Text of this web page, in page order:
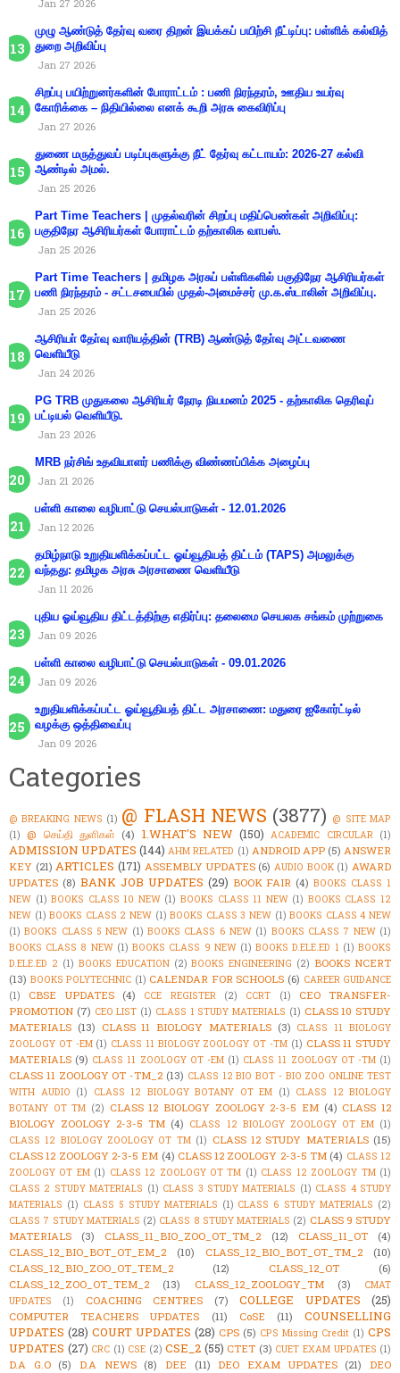
Jan 27 2026
முழு ஆண்டுத் தேர்வு வரை திறன் இயக்கப் பயிற்சி நீட்டிப்பு: பள்ளிக் கல்வித்
துறை அறிவிப்பு
Jan 27 2026
சிறப்பு பயிற்றுனர்களின் போராட்டம் : பணி நிரந்தரம், ஊதிய உயர்வு
கோரிக்கை – நிதியில்லை எனக் கூறி அரசு கைவிரிப்பு
Jan 27 2026
துணை மருத்துவப் படிப்புகளுக்கு நீட் தேர்வு கட்டாயம்: 2026-27 கல்வி
ஆண்டில் அமல்.
Jan 25 2026
Part Time Teachers | முதல்வரின் சிறப்பு மதிப்பெண்கள் அறிவிப்பு:
பகுதிநேர ஆசிரியர்கள் போராட்டம் தற்காலிக வாபஸ்.
Jan 25 2026
Part Time Teachers | தமிழக அரசுப் பள்ளிகளில் பகுதிநேர ஆசிரியர்கள்
பணி நிரந்தரம் - சட்டசபையில் முதல்-அமைச்சர் மு.க.ஸ்டாலின் அறிவிப்பு.
Jan 25 2026
ஆசிரியா் தோ்வு வாரியத்தின் (TRB) ஆண்டுத் தோ்வு அட்டவணை
வெளியீடு
Jan 24 2026
PG TRB முதுகலை ஆசிரியர் நேரடி நியமனம் 2025 - தற்காலிக தெரிவுப்
பட்டியல் வெளியீடு.
Jan 23 2026
MRB நர்சிங் உதவியாளர் பணிக்கு விண்ணப்பிக்க அழைப்பு
Jan 21 2026
பள்ளி காலை வழிபாட்டு செயல்பாடுகள் - 12.01.2026
Jan 12 2026
தமிழ்நாடு உறுதியளிக்கப்பட்ட ஓய்வூதியத் திட்டம் (TAPS) அமலுக்கு
வந்தது: தமிழக அரசு அரசாணை வெளியீடு
Jan 11 2026
புதிய ஓய்வூதிய திட்டத்திற்கு எதிர்ப்பு: தலைமை செயலக சங்கம் முற்றுகை
Jan 09 2026
பள்ளி காலை வழிபாட்டு செயல்பாடுகள் - 09.01.2026
Jan 09 2026
உறுதியளிக்கப்பட்ட ஓய்வூதியத் திட்ட அரசாணை: மதுரை ஐகோர்ட்டில்
வழக்கு ஒத்திவைப்பு
Jan 09 2026
Categories
@ BREAKING NEWS (1) @ FLASH NEWS (3877) @ SITE MAP
(1) @ செய்தி துளிகள் (4) 1.WHAT'S NEW (150) ACADEMIC CIRCULAR (1)
ADMISSION UPDATES (144) AHM RELATED (1) ANDROID APP (5) ANSWER
KEY (21) ARTICLES (171) ASSEMBLY UPDATES (6) AUDIO BOOK (1) AWARD
UPDATES (8) BANK JOB UPDATES (29) BOOK FAIR (4) BOOKS CLASS 1
NEW (1) BOOKS CLASS 10 NEW (1) BOOKS CLASS 11 NEW (1) BOOKS CLASS 12
NEW (1) BOOKS CLASS 2 NEW (1) BOOKS CLASS 3 NEW (1) BOOKS CLASS 4 NEW
(1) BOOKS CLASS 5 NEW (1) BOOKS CLASS 6 NEW (1) BOOKS CLASS 7 NEW (1)
BOOKS CLASS 8 NEW (1) BOOKS CLASS 9 NEW (1) BOOKS D.ELE.ED 1 (1) BOOKS
D.ELE.ED 2 (1) BOOKS EDUCATION (2) BOOKS ENGINEERING (2) BOOKS NCERT
(13) BOOKS POLYTECHNIC (1) CALENDAR FOR SCHOOLS (6) CAREER GUIDANCE
(1)
CBSE UPDATES (4) CCE REGISTER (2) CCRT (1)
CEO TRANSFER-
PROMOTION (7) CEO LIST (1) CLASS 1 STUDY MATERIALS (1) CLASS 10 STUDY
MATERIALS (13) CLASS 11 BIOLOGY MATERIALS (3) CLASS 11 BIOLOGY
ZOOLOGY OT -EM (1) CLASS 11 BIOLOGY ZOOLOGY OT -TM (1) CLASS 11 STUDY
MATERIALS (9) CLASS 11 ZOOLOGY OT -EM (1) CLASS 11 ZOOLOGY OT -TM (1)
CLASS 11 ZOOLOGY OT -TM_2 (13) CLASS 12 BIO BOT - BIO ZOO ONLINE TEST
WITH AUDIO (1) CLASS 12 BIOLOGY BOTANY OT EM (1) CLASS 12 BIOLOGY
BOTANY OT TM (2) CLASS 12 BIOLOGY ZOOLOGY 2-3-5 EM (4) CLASS 12
BIOLOGY ZOOLOGY 2-3-5 TM (4) CLASS 12 BIOLOGY ZOOLOGY OT EM (1)
CLASS 12 BIOLOGY ZOOLOGY OT TM (1) CLASS 12 STUDY MATERIALS (15)
CLASS 12 ZOOLOGY 2-3-5 EM (4) CLASS 12 ZOOLOGY 2-3-5 TM (4) CLASS 12
ZOOLOGY OT EM (1) CLASS 12 ZOOLOGY OT TM (1) CLASS 12 ZOOLOGY TM (1)
CLASS 2 STUDY MATERIALS (1) CLASS 3 STUDY MATERIALS (1) CLASS 4 STUDY
MATERIALS (1) CLASS 5 STUDY MATERIALS (1) CLASS 6 STUDY MATERIALS (2)
CLASS 7 STUDY MATERIALS (2) CLASS 8 STUDY MATERIALS (2) CLASS 9 STUDY
MATERIALS
(3) CLASS_11_BIO_ZOO_OT_TM_2 (12) CLASS_11_OT
(4)
CLASS_12_BIO_BOT_OT_EM_2
(10) CLASS_12_BIO_BOT_OT_TM_2
(10)
CLASS_12_BIO_ZOO_OT_TEM_2
(12) CLASS_12_OT
(6)
CLASS_12_ZOO_OT_TEM_2
(13) CLASS_12_ZOOLOGY_TM (3)
CMAT
UPDATES
(1) COACHING CENTRES (7) COLLEGE UPDATES (25)
COMPUTER TEACHERS UPDATES (11) CoSE (11)
COUNSELLING
UPDATES (28) COURT UPDATES (28) CPS (5) CPS Missing Credit (1) CPS
UPDATES (27) CRC (1) CSE (2) CSE_2 (55) CTET (3) CUET EXAM UPDATES (1)
D.A G.O (5) D.A NEWS (8) DEE (11) DEO EXAM UPDATES (21)
DEO